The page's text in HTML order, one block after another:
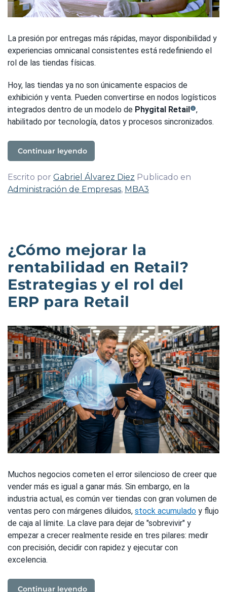
La presión por entregas más rápidas, mayor disponibilidad y
experiencias omnicanal consistentes está redefiniendo el
rol de las tiendas físicas.
Hoy, las tiendas ya no son únicamente espacios de
exhibición y venta. Pueden convertirse en nodos logísticos
integrados dentro de un modelo de Phygital Retail
,
habilitado por tecnología, datos y procesos sincronizados.
Continuar leyendo
Escrito por Gabriel Álvarez Diez Publicado en
Administración de Empresas, MBA3
¿Cómo mejorar la
rentabilidad en Retail?
Estrategias y el rol del
ERP para Retail
Muchos negocios cometen el error silencioso de creer que
vender más es igual a ganar más. Sin embargo, en la
industria actual, es común ver tiendas con gran volumen de
ventas pero con márgenes diluidos, stock acumulado y flujo
de caja al límite. La clave para dejar de "sobrevivir" y
empezar a crecer realmente reside en tres pilares: medir
con precisión, decidir con rapidez y ejecutar con
excelencia.
Continuar leyendo